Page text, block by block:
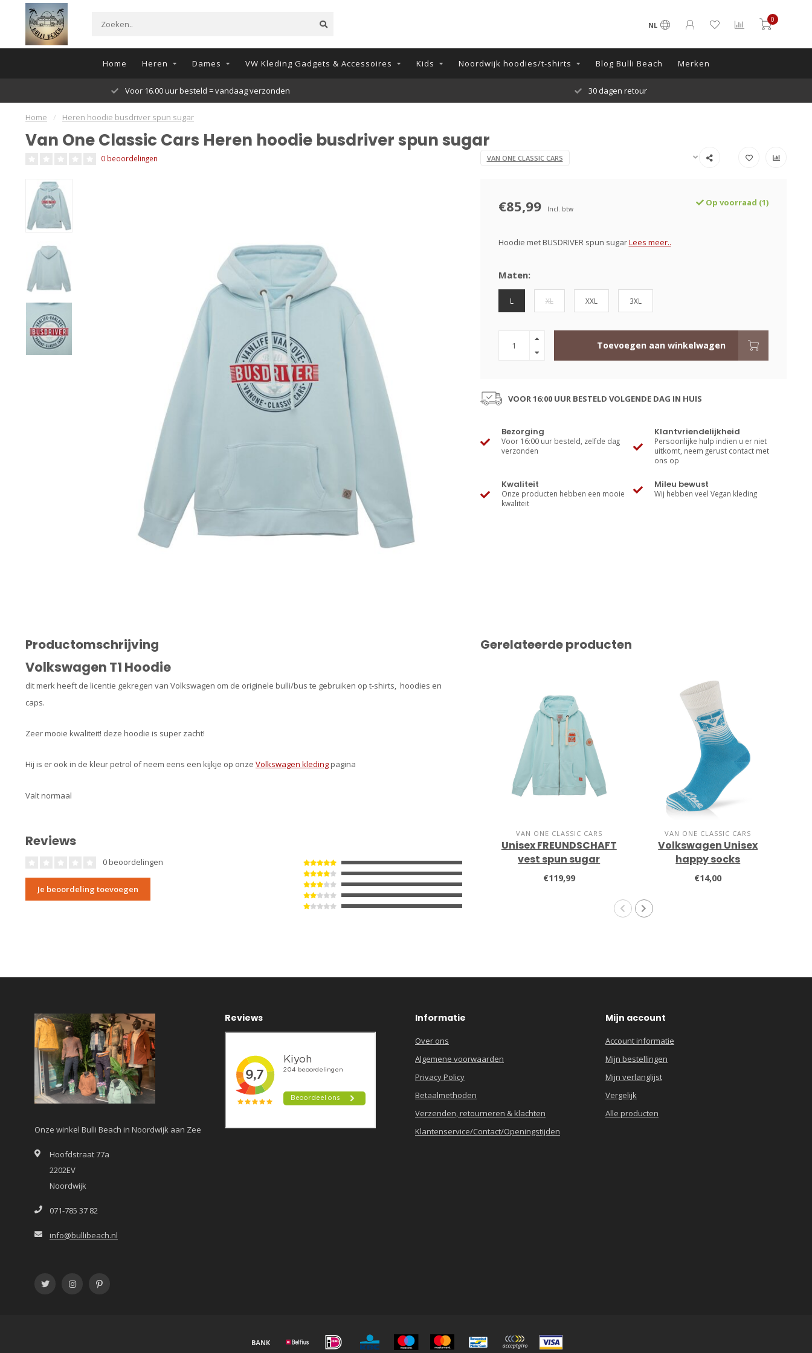
NL
0
Home Heren Dames VW Kleding Gadgets & Accessoires Kids Noordwijk hoodies/t-shirts Blog Bulli Beach Merken
Voor 16.00 uur besteld = vandaag verzonden 30 dagen retour
Home / Heren hoodie busdriver spun sugar
Van One Classic Cars Heren hoodie busdriver spun sugar
0 beoordelingen VAN ONE CLASSIC CARS
€85,99 Incl. btw
Op voorraad (1)
Hoodie met BUSDRIVER spun sugarLees meer..
Maten:
L XL XXL 3XL
Toevoegen aan winkelwagen
VOOR 16:00 UUR BESTELD VOLGENDE DAG IN HUIS
Bezorging
Voor 16:00 uur besteld, zelfde dag
verzonden
Klantvriendelijkheid
Persoonlijke hulp indien u er niet
uitkomt, neem gerust contact met
ons op
Kwaliteit
Onze producten hebben een mooie
kwaliteit
Mileu bewust
Wij hebben veel Vegan kleding
Productomschrijving
Volkswagen T1 Hoodie
dit merk heeft de licentie gekregen van Volkswagen om de originele bulli/bus te gebruiken op t-shirts, hoodies en
caps.
Zeer mooie kwaliteit! deze hoodie is super zacht!
Hij is er ook in de kleur petrol of neem eens een kijkje op onze Volkswagen kledingpagina
Valt normaal
Reviews
0 beoordelingen
Je beoordeling toevoegen
Gerelateerde producten
VAN ONE CLASSIC CARS
Unisex FREUNDSCHAFT
vest spun sugar
€119,99
VAN ONE CLASSIC CARS
Volkswagen Unisex
happy socks
€14,00
Onze winkel Bulli Beach in Noordwijk aan Zee
Hoofdstraat 77a
2202EV
Noordwijk
071-785 37 82
info@bullibeach.nl
Reviews Informatie
Over ons
Algemene voorwaarden
Privacy Policy
Betaalmethoden
Verzenden, retourneren & klachten
Klantenservice/Contact/Openingstijden
Mijn account
Account informatie
Mijn bestellingen
Mijn verlanglijst
Vergelijk
Alle producten